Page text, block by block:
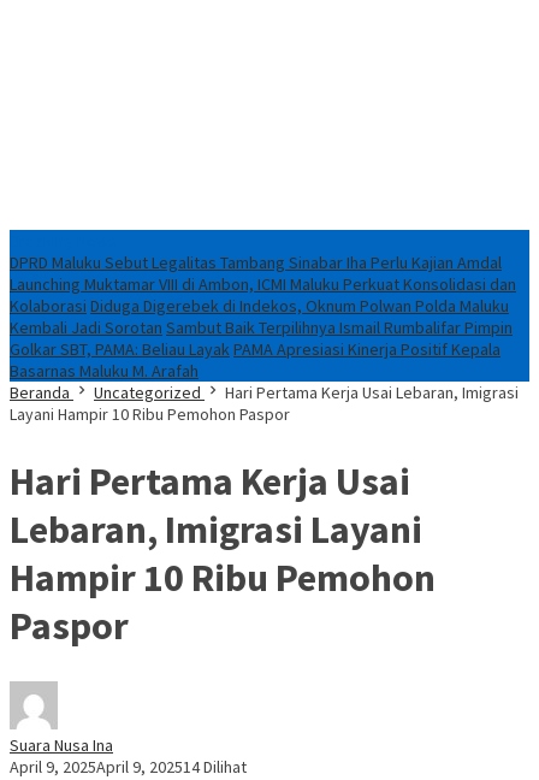
DPRD Maluku Sebut Legalitas Tambang Sinabar Iha Perlu Kajian Amdal
Launching Muktamar VIII di Ambon, ICMI Maluku Perkuat Konsolidasi dan
Kolaborasi Diduga Digerebek di Indekos, Oknum Polwan Polda Maluku
Kembali Jadi Sorotan Sambut Baik Terpilihnya Ismail Rumbalifar Pimpin
Golkar SBT, PAMA: Beliau LayakPAMA Apresiasi Kinerja Positif Kepala
Basarnas Maluku M. Arafah
Beranda
Uncategorized
Hari Pertama Kerja Usai Lebaran, Imigrasi
Layani Hampir 10 Ribu Pemohon Paspor
Hari Pertama Kerja Usai
Lebaran, Imigrasi Layani
Hampir 10 Ribu Pemohon
Paspor
Suara Nusa Ina
April 9, 2025April 9, 202514 Dilihat